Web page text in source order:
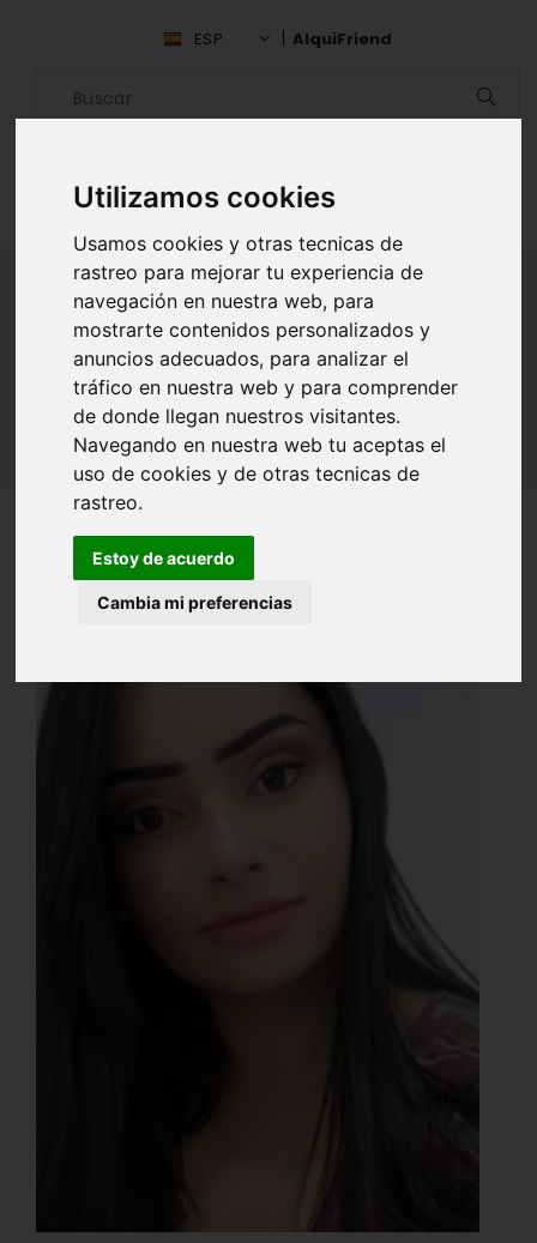
Utilizamos cookies
Usamos cookies y otras tecnicas de
rastreo para mejorar tu experiencia de
navegación en nuestra web, para
mostrarte contenidos personalizados y
anuncios adecuados, para analizar el
tráfico en nuestra web y para comprender
de donde llegan nuestros visitantes.
Navegando en nuestra web tu aceptas el
uso de cookies y de otras tecnicas de
rastreo.
Estoy de acuerdo
Cambia mi preferencias
ESP AlquiFriend
ALQUILAR AMIGO
Inicio Amigos Antioquia Tatiana Villa